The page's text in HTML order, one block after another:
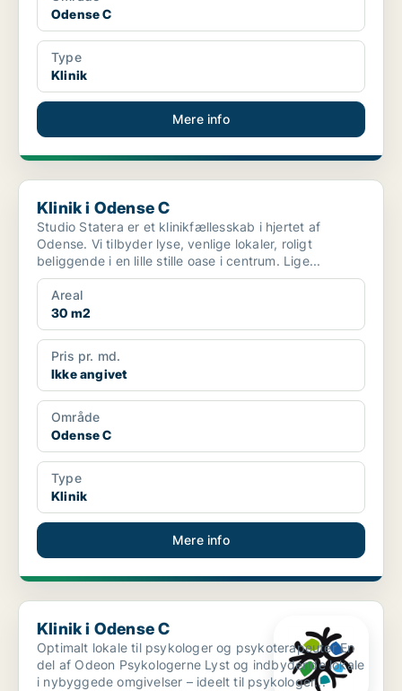
Odense C
Type
Klinik
Mere info
Klinik i Odense C
Klinik i Odense C
Studio Statera er et klinikfællesskab i hjertet af
Odense. Vi tilbyder lyse, venlige lokaler, roligt
beliggende i en lille stille oase i centrum. Lige...
Areal
30 m2
Pris pr. md.
Ikke angivet
Område
Odense C
Type
Klinik
Mere info
Klinik i Odense C
Klinik i Odense C
Optimalt lokale til psykologer og psykoterapeuter En
del af Odeon Psykologerne Lyst og indbydende lokale
i nybyggede omgivelser – ideelt til psykologer...